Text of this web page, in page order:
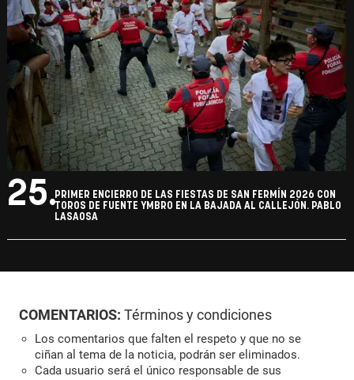
25.PRIMER ENCIERRO DE LAS FIESTAS DE SAN FERMÍN 2026 CON
TOROS DE FUENTE YMBRO EN LA BAJADA AL CALLEJÓN. PABLO
LASAOSA
COMENTARIOS: Términos y condiciones
Los comentarios que falten el respeto y que no se
ciñan al tema de la noticia, podrán ser eliminados.
Cada usuario será el único responsable de sus